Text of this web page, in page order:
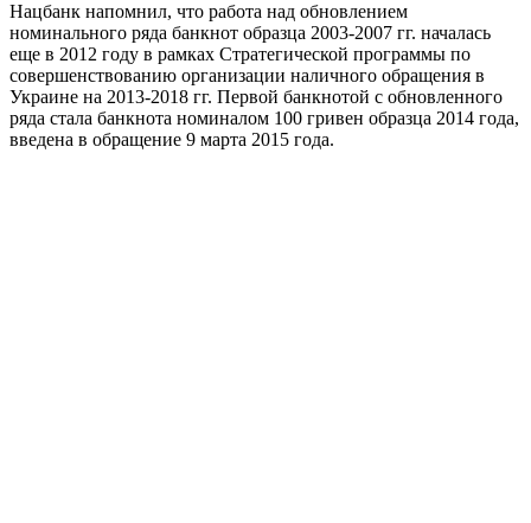
Нацбанк напомнил, что работа над обновлением
номинального ряда банкнот образца 2003-2007 гг. началась
еще в 2012 году в рамках Стратегической программы по
совершенствованию организации наличного обращения в
Украине на 2013-2018 гг. Первой банкнотой с обновленного
ряда стала банкнота номиналом 100 гривен образца 2014 года,
введена в обращение 9 марта 2015 года.